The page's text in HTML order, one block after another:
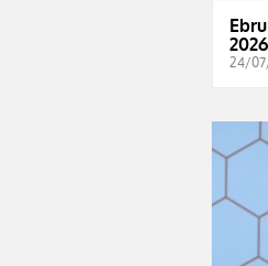
2026
24/